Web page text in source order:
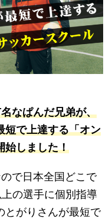
なぱんだ兄弟が、
短で上達する「オン
始しました！
で日本全国どこで
の選手に個別指導
とがりさんが最短で